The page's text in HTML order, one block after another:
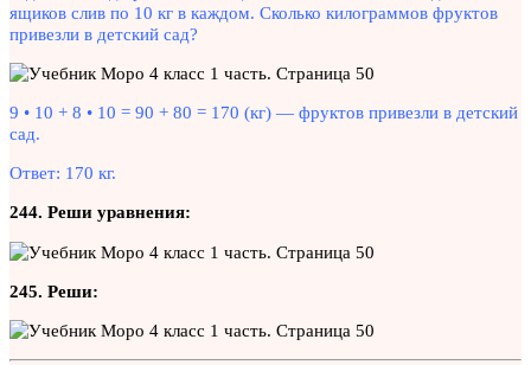
ящиков слив по 10 кг в каждом. Сколько килограммов фруктов
привезли в детский сад?
9 • 10 + 8 • 10 = 90 + 80 = 170 (кг) — фруктов привезли в детский
сад.
Ответ: 170 кг.
244. Реши уравнения:
245. Реши: